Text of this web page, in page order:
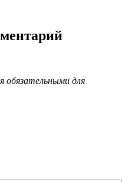
обязательными для